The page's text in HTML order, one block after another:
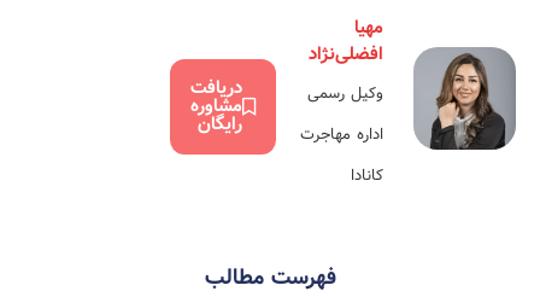
مهیا
افضلی‌نژاد
وکیل رسمی
اداره مهاجرت
کانادا
دریافت
مشاوره
رایگان
فهرست مطالب